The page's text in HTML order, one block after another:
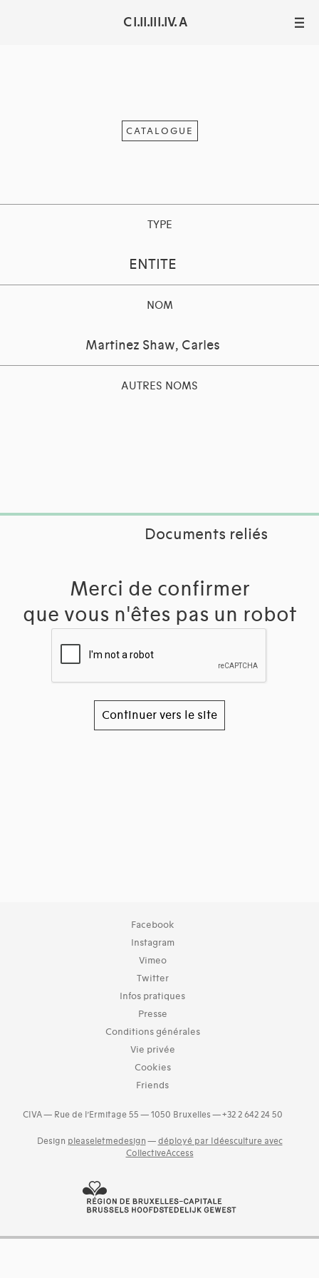
C I.II.III.IV. A III
CATALOGUE
TYPE
ENTITE
NOM
Martinez Shaw, Carles
AUTRES NOMS
Documents reliés
Merci de confirmer
que vous n'êtes pas un robot
Continuer vers le site
Facebook
Instagram
Vimeo
Twitter
Infos pratiques
Presse
Conditions générales
Vie privée
Cookies
Friends
CIVA — Rue de l’Ermitage 55 — 1050 Bruxelles — +32 2 642 24 50
Design pleaseletmedesign — déployé par Idéesculture avec
CollectiveAccess